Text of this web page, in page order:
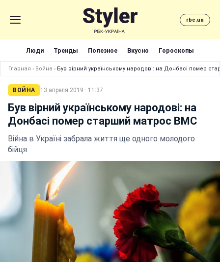
rbc.ua
Люди Тренды Полезное Вкусно Гороскопы
Главная › Война › Був вірний українському народові: на Донбасі помер
ВОЙНА 13 апреля 2019 · 11:37
Був вірний українському народові: на
Донбасі помер старший матрос ВМС
Війна в Україні забрала життя ще одного молодого
бійця